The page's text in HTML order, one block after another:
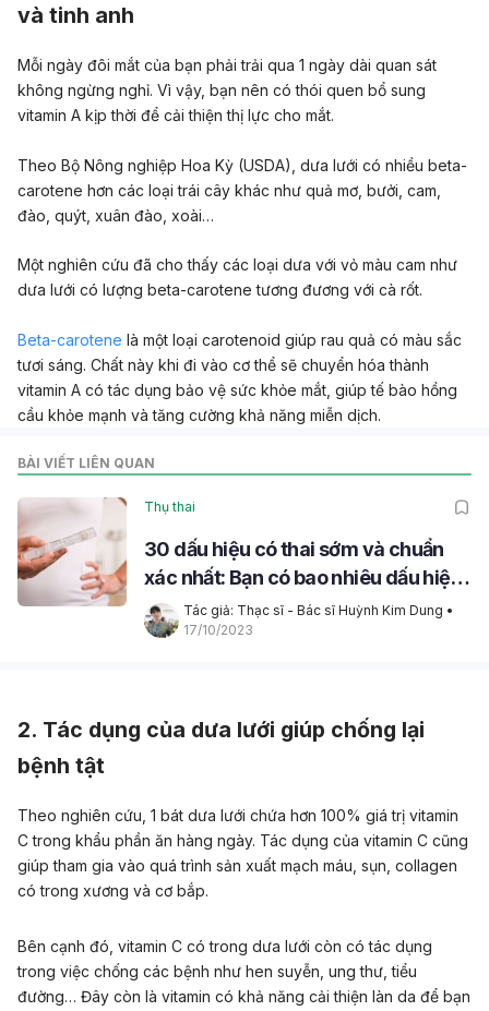
và tinh anh
Mỗi ngày đôi mắt của bạn phải trải qua 1 ngày dài quan sát
không ngừng nghỉ. Vì vậy, bạn nên có thói quen bổ sung
vitamin A kịp thời để cải thiện thị lực cho mắt.
Theo Bộ Nông nghiệp Hoa Kỳ (USDA), dưa lưới có nhiều beta-
carotene hơn các loại trái cây khác như quả mơ, bưởi, cam,
đào, quýt, xuân đào, xoài…
Một nghiên cứu đã cho thấy các loại dưa với vỏ màu cam như
dưa lưới có lượng beta-carotene tương đương với cà rốt.
Beta-carotene là một loại carotenoid giúp rau quả có màu sắc
tươi sáng. Chất này khi đi vào cơ thể sẽ chuyển hóa thành
vitamin A có tác dụng bảo vệ sức khỏe mắt, giúp tế bào hồng
cầu khỏe mạnh và tăng cường khả năng miễn dịch.
BÀI VIẾT LIÊN QUAN
Thụ thai
30 dấu hiệu có thai sớm và chuẩn
xác nhất: Bạn có bao nhiêu dấu hiệu
trong số này?
Tác giả: Thạc sĩ - Bác sĩ Huỳnh Kim Dung
17/10/2023
2. Tác dụng của dưa lưới giúp chống lại
bệnh tật
Theo nghiên cứu, 1 bát dưa lưới chứa hơn 100% giá trị vitamin
C trong khẩu phần ăn hàng ngày. Tác dụng của vitamin C cũng
giúp tham gia vào quá trình sản xuất mạch máu, sụn, collagen
có trong xương và cơ bắp.
Bên cạnh đó, vitamin C có trong dưa lưới còn có tác dụng
trong việc chống các bệnh như hen suyễn, ung thư, tiểu
đường… Đây còn là vitamin có khả năng cải thiện làn da để bạn